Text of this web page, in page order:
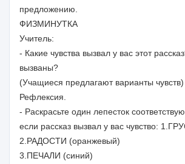
предложению.
ФИЗМИНУТКА
Учитель:
- Какие чувства вызвал у вас этот
вызваны?
(Учащиеся предлагают варианты чувств)
Рефлексия.
- Раскрасьте один лепесток
если рассказ вызвал у вас чувство:
2.РАДОСТИ (оранжевый)
3.ПЕЧАЛИ (синий)